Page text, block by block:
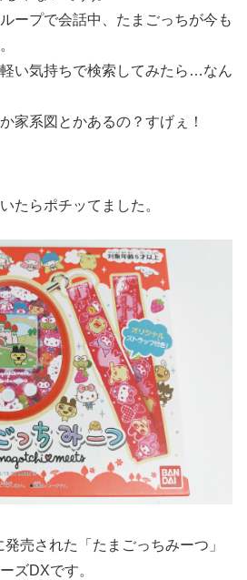
ープで会話中、たまごっちが今も
い気持ちで検索してみたら…なん
家系図とかあるの？すげぇ！
たらポチッてました。
売された「たまごっちみーつ」
ズDXです。